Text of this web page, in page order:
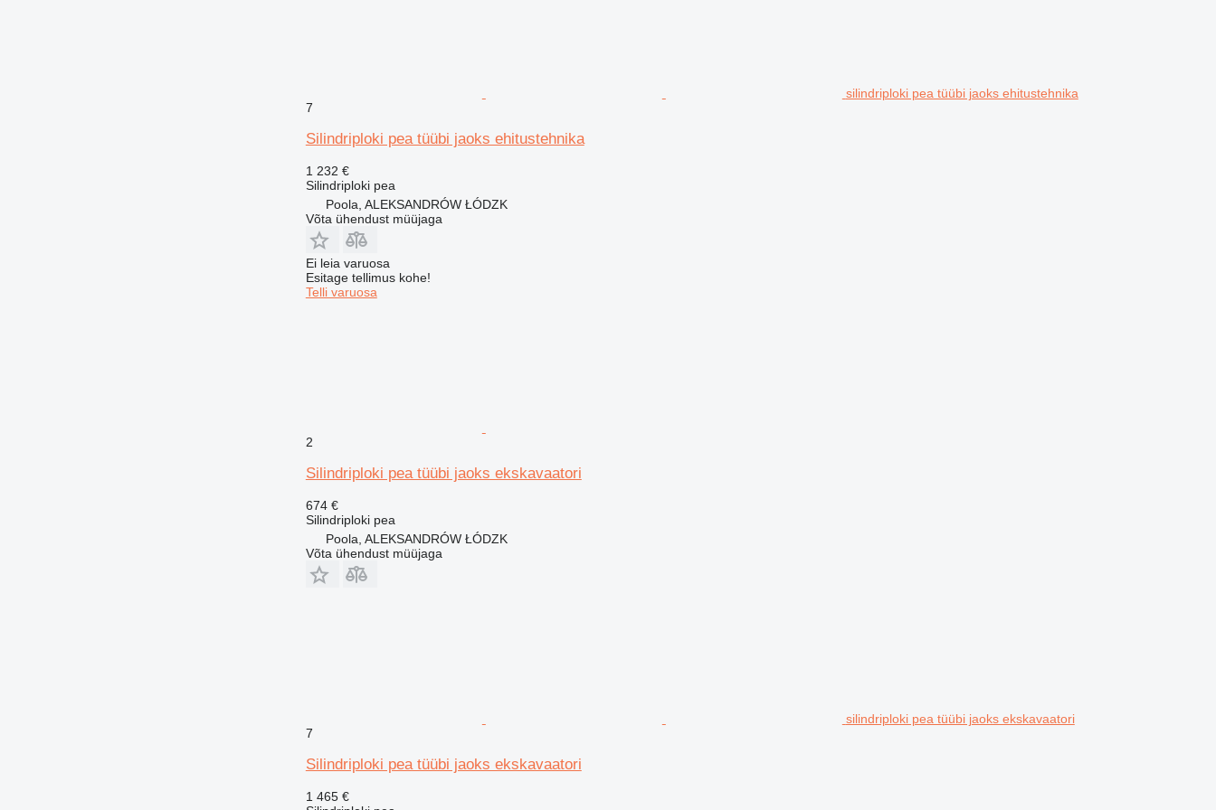
silindriploki pea tüübi jaoks ehitustehnika
7
Silindriploki pea tüübi jaoks ehitustehnika
1 232 €
Silindriploki pea
Poola, ALEKSANDRÓW ŁÓDZK
Võta ühendust müüjaga
Ei leia varuosa
Esitage tellimus kohe!
Telli varuosa
2
Silindriploki pea tüübi jaoks ekskavaatori
674 €
Silindriploki pea
Poola, ALEKSANDRÓW ŁÓDZK
Võta ühendust müüjaga
silindriploki pea tüübi jaoks ekskavaatori
7
Silindriploki pea tüübi jaoks ekskavaatori
1 465 €